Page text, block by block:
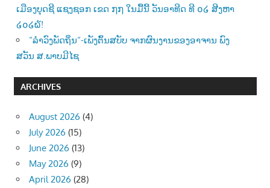
ເມືອງບຸດຊີ ແຊງຊອກ ເຂດ ໗໗ ໃນມື້ນີ້ ວັນອາທີດ ທີ ໐໒ ສີງຫາ
໒໐໒໖!
“ລຳວົງພັດຖິ່ນ“-ເພັງຕົ້ນສບັບ ຈາກຜົນງານຂອງອາຈານ ພົງ
ສວັນ ສ.ພາບມີໄຊ
ARCHIVES
August 2026 (4)
July 2026 (15)
June 2026 (13)
May 2026 (9)
April 2026 (28)